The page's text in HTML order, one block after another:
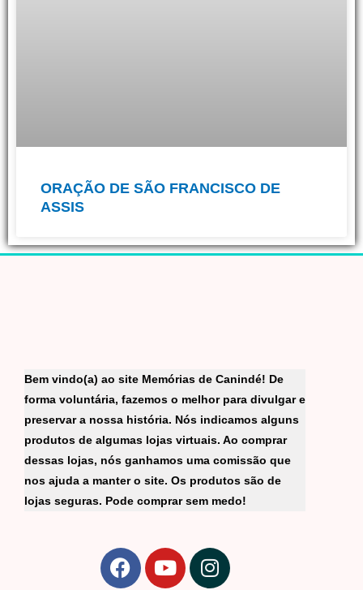
ORAÇÃO DE SÃO FRANCISCO DE
ASSIS
Bem vindo(a) ao site Memórias de Canindé! De
forma voluntária, fazemos o melhor para divulgar e
preservar a nossa história. Nós indicamos alguns
produtos de algumas lojas virtuais. Ao comprar
dessas lojas, nós ganhamos uma comissão que
nos ajuda a manter o site. Os produtos são de
lojas seguras. Pode comprar sem medo!
F
a
Y
o
I
n